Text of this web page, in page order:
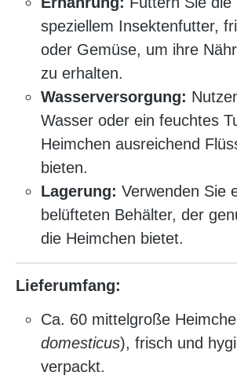
speziellem Insektenfutter,
oder Gemüse, um ihre
zu erhalten.
Wasserversorgung:
Wasser oder ein feuchtes
Heimchen ausreichend
bieten.
Lagerung: Verwenden Sie
belüfteten Behälter, der
die Heimchen bietet.
Lieferumfang:
Ca. 60 mittelgroße
domesticus), frisch und
verpackt.